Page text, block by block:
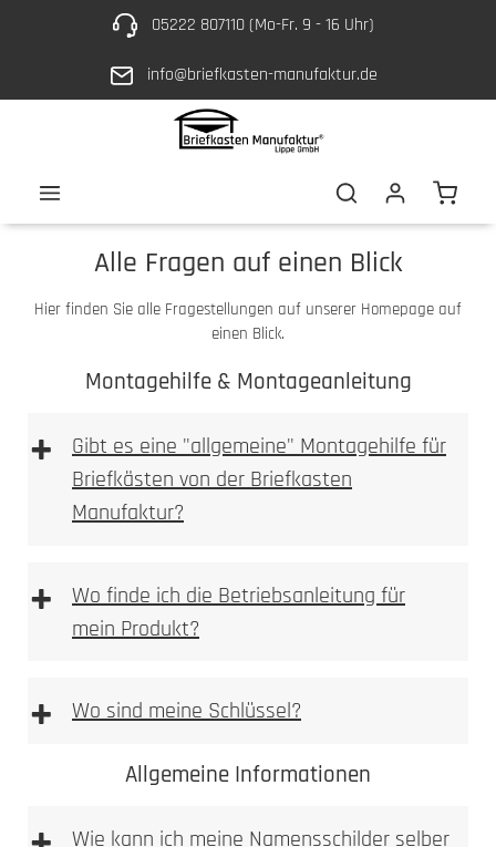
Zum Hauptinhalt springen05222 807110 (Mo-Fr. 9 - 16 Uhr)
info@briefkasten-manufaktur.de
Alle Fragen auf einen Blick
Hier finden Sie alle Fragestellungen auf unserer Homepage auf
einen Blick.
Montagehilfe & Montageanleitung
+
Gibt es eine "allgemeine" Montagehilfe für
Briefkästen von der Briefkasten
Manufaktur?
+
Wo finde ich die Betriebsanleitung für
mein Produkt?
+ Wo sind meine Schlüssel?
Allgemeine Informationen
Wie kann ich meine Namensschilder selber